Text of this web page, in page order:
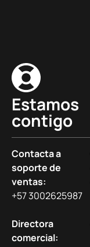
Estamos
contigo
Contacta a
soporte de
ventas:
+57 3002625987
Directora
comercial: